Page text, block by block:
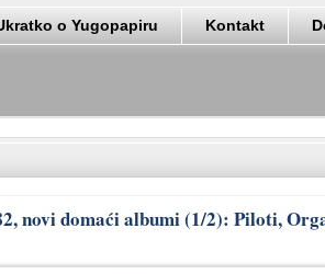
o Yugopapiru Kontakt
novi domaći albumi (1/2): Piloti,